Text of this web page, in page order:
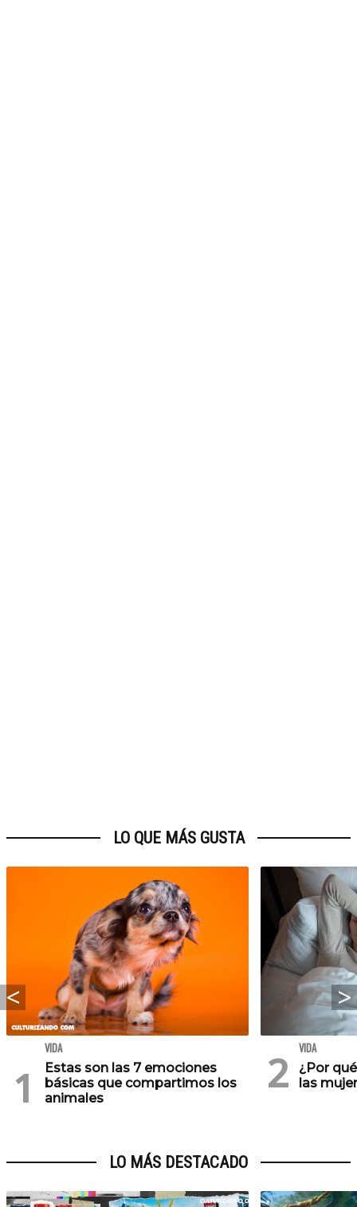
LO QUE MÁS GUSTA
VIDA
Estas son las 7 emociones
básicas que compartimos los
animales
VIDA
¿Por
las
LO MÁS DESTACADO